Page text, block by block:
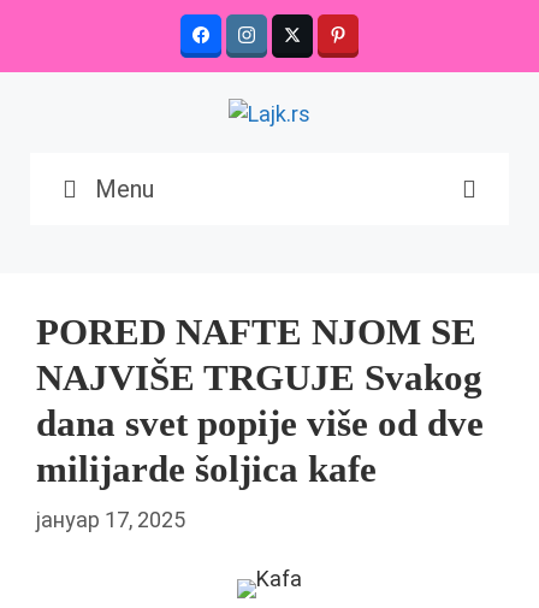
content
Menu
PORED NAFTE NJOM SE
NAJVIŠE TRGUJE Svakog
dana svet popije više od dve
milijarde šoljica kafe
јануар 17, 2025